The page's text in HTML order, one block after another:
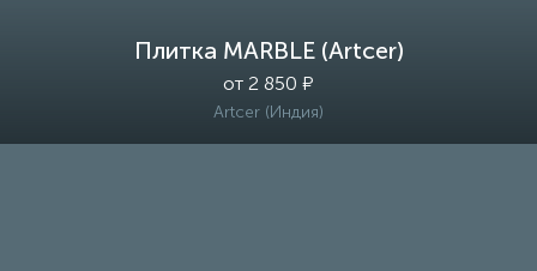
Плитка MARBLE (Artcer)
от 2 850 ₽
Artcer (Индия)